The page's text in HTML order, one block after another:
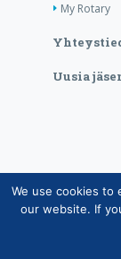
My Rotary
Uusia
We use cookies to
our website. If